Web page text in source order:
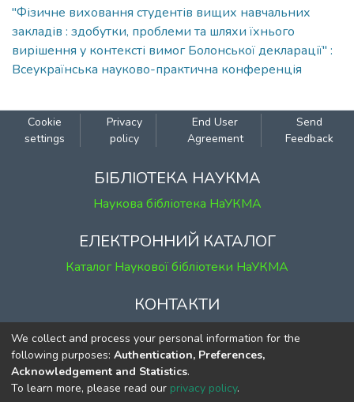
"Фізичне виховання студентів вищих навчальних
закладів : здобутки, проблеми та шляхи їхнього
вирішення у контексті вимог Болонської декларації" :
Всеукраїнська науково-практична конференція
Cookie
settings
Privacy
policy
End User
Agreement
Send
Feedback
БІБЛІОТЕКА НАУКМА
Наукова бібліотека НаУКМА
ЕЛЕКТРОННИЙ КАТАЛОГ
Каталог Наукової бібліотеки НаУКМА
КОНТАКТИ
м. Київ, вул. Григорія Сковороди, 2
к. 1, к. 120
тел. (044) 463-69-31
ekmair@ukma.edu.ua
We collect and process your personal information for the
following purposes: Authentication, Preferences,
Acknowledgement and Statistics.
To learn more, please read our privacy policy.